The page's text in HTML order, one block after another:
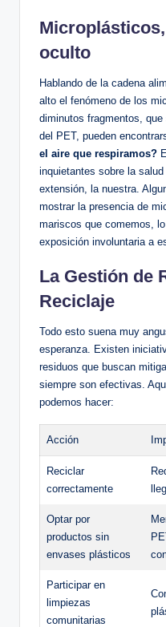
⁢oculto
Hablando de ‌la cadena
alto el fenómeno de los
diminutos fragmentos,
del PET, ‌pueden⁣
el aire que​ respiramos?
inquietantes sobre la
extensión,‌ la nuestra.
mostrar la​ presencia de
mariscos que ‍comemos,
exposición involuntaria a
La Gestión de
Reciclaje
Todo esto ‍suena muy
esperanza. Existen
residuos que buscan
siempre⁤ son ⁣efectivas.
podemos​ hacer:
Acción
Reciclar
correctamente
Optar por
productos sin
envases plásticos
Participar en
limpiezas
comunitarias